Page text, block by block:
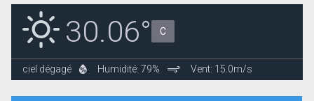
30.06° C
ciel dégagé Humidité: 79% Vent: 15.0m/s